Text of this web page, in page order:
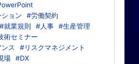
ョン
#労働契約
#就業規則 #人事 #生産管理
術セミナー
ス
#リスクマネジメント
場 #DX